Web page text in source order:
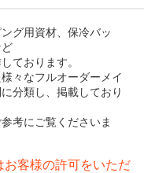
グ用資材、保冷バッ
ております。
々なフルオーダーメイ
分類し、掲載しており
考にご覧くださいま
客様の許可をいただ